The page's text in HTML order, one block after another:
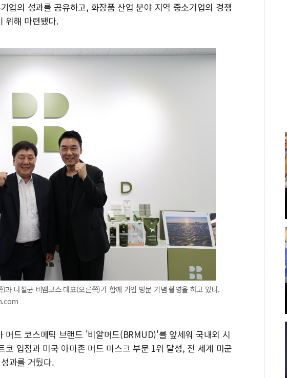
업의 성과를 공유하고, 화장품 산업 분야 지역 중소기업의 경쟁
위해 마련됐다.
과 나철균 비엠코스 대표(오른쪽)가 함께 기업 방문 기념 촬영을 하고 있다.
머드 코스메틱 브랜드 '비알머드(BRMUD)'를 앞세워 국내외 시
코 입점과 미국 아마존 머드 마스크 부문 1위 달성, 전 세계 미군
과를 거뒀다.